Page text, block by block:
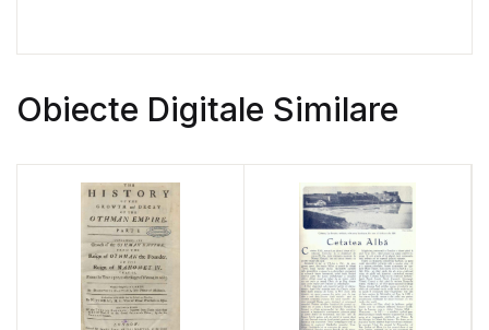
Obiecte Digitale Similare